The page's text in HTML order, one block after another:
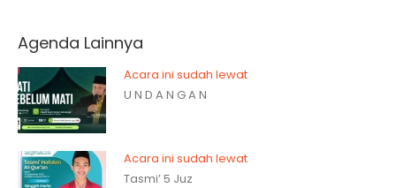
Agenda Lainnya
Acara ini sudah lewat
U N D A N G A N
Acara ini sudah lewat
Tasmi’ 5 Juz